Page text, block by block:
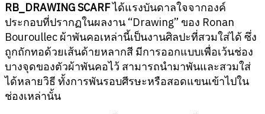
RB_DRAWING SCARFได้แรงบันดาลใจจากองค์
ประกอบที่ปรากฏในผลงาน “Drawing” ของ Ronan
Bouroullec ผ้าพันคอเหล่านี้เป็นงานศิลปะที่สวมใส่ได้ ซึ่ง
ถูกถักทอด้วยเส้นด้ายหลากสี มีการออกแบบเพื่อเว้นช่อง
บางจุดของตัวผ้าพันคอไว้ สามารถนำมาพันและสวมใส่
ได้หลายวิธี ทั้งการพันรอบศีรษะหรือสอดแขนเข้าไปใน
ช่องเหล่านั้น